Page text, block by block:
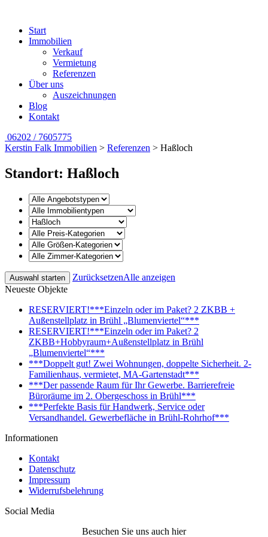
Start
Immobilien
Verkauf
Vermietung
Referenzen
Über uns
Auszeichnungen
Blog
Kontakt
06202 / 7605775
Kerstin Falk Immobilien > Referenzen > Haßloch
Standort: Haßloch
ZurücksetzenAlle anzeigen
Neueste Objekte
RESERVIERT!***Einzeln oder im Paket? 2 ZKBB +
Außenstellplatz in Brühl „Blumenviertel“***
RESERVIERT!***Einzeln oder im Paket? 2
ZKBB+Hobbyraum+Außenstellplatz in Brühl
„Blumenviertel“***
***Doppelt gut! Zwei Wohnungen, doppelte Sicherheit. 2-
Familienhaus, vermietet, MA-Gartenstadt***
***Der passende Raum für Ihr Gewerbe. Barrierefreie
Büroräume im 2. Obergeschoss in Brühl***
***Perfekte Basis für Handwerk, Service oder
Versandhandel. Gewerbefläche in Brühl-Rohrhof***
Informationen
Kontakt
Datenschutz
Impressum
Widerrufsbelehrung
Social Media
Besuchen Sie uns auch hier